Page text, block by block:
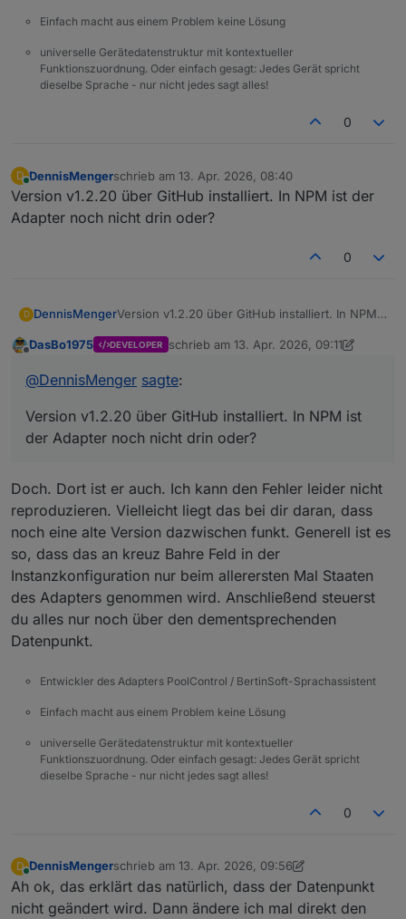
Einfach macht aus einem Problem keine Lösung
universelle Gerätedatenstruktur mit kontextueller
Funktionszuordnung. Oder einfach gesagt: Jedes Gerät spricht
dieselbe Sprache - nur nicht jedes sagt alles!
0
D
Online
DennisMengerschrieb am 13. Apr. 2026, 08:40
zuletzt editiert von
Version v1.2.20 über GitHub installiert. In NPM ist der
Adapter noch nicht drin oder?
0
D DennisMengerVersion v1.2.20 über GitHub installiert. In NPM
DasBo1975 DEVELOPER schrieb am 13. Apr. 2026, 09:11
zuletzt editiert von DasBo1975
@DennisMenger sagte:
Version v1.2.20 über GitHub installiert. In NPM ist
der Adapter noch nicht drin oder?
Doch. Dort ist er auch. Ich kann den Fehler leider nicht
reproduzieren. Vielleicht liegt das bei dir daran, dass
noch eine alte Version dazwischen funkt. Generell ist es
so, dass das an kreuz Bahre Feld in der
Instanzkonfiguration nur beim allerersten Mal Staaten
des Adapters genommen wird. Anschließend steuerst
du alles nur noch über den dementsprechenden
Datenpunkt.
Entwickler des Adapters PoolControl / BertinSoft-Sprachassistent
Einfach macht aus einem Problem keine Lösung
universelle Gerätedatenstruktur mit kontextueller
Funktionszuordnung. Oder einfach gesagt: Jedes Gerät spricht
dieselbe Sprache - nur nicht jedes sagt alles!
0
D
Online
DennisMengerschrieb am 13. Apr. 2026, 09:56
zuletzt editiert von DennisMenger
Ah ok, das erklärt das natürlich, dass der Datenpunkt
nicht geändert wird. Dann ändere ich mal direkt den